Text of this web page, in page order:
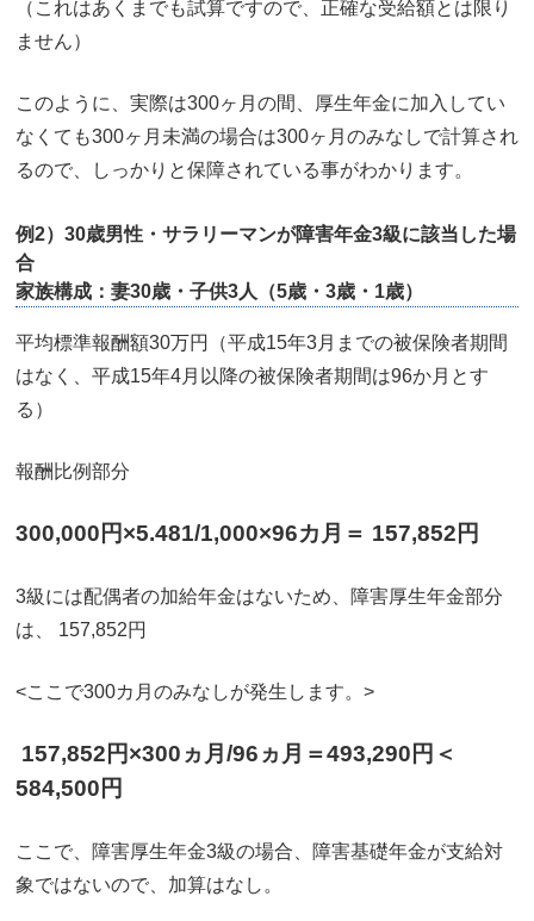
（これはあくまでも試算ですので、正確な受給額とは限り
ません）
このように、実際は300ヶ月の間、厚生年金に加入してい
なくても300ヶ月未満の場合は300ヶ月のみなしで計算され
るので、しっかりと保障されている事がわかります。
例2）30歳男性・サラリーマンが障害年金3級に該当した場
合
家族構成：妻30歳・子供3人（5歳・3歳・1歳）
平均標準報酬額30万円（平成15年3月までの被保険者期間
はなく、平成15年4月以降の被保険者期間は96か月とす
る）
報酬比例部分
300,000円×5.481/1,000×96カ月＝ 157,852円
3級には配偶者の加給年金はないため、障害厚生年金部分
は、 157,852円
<ここで300カ月のみなしが発生します。>
157,852円×300ヵ月/96ヵ月＝493,290円＜
584,500円
ここで、障害厚生年金3級の場合、障害基礎年金が支給対
象ではないので、加算はなし。